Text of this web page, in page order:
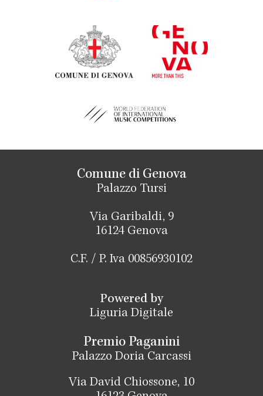
Comune di Genova
Palazzo Tursi
Via Garibaldi, 9
16124 Genova
C.F. / P. Iva 00856930102
Powered by
Liguria Digitale
Premio Paganini
Palazzo Doria Carcassi
Via David Chiossone, 10